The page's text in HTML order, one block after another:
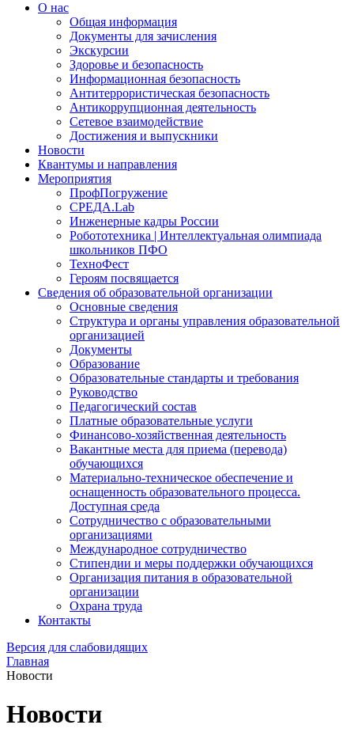
О нас
Общая информация
Документы для зачисления
Экскурсии
Здоровье и безопасность
Информационная безопасность
Антитеррористическая безопасность
Антикоррупционная деятельность
Сетевое взаимодействие
Достижения и выпускники
Новости
Квантумы и направления
Мероприятия
ПрофПогружение
СРЕДА.Lab
Инженерные кадры России
Робототехника | Интеллектуальная олимпиада
школьников ПФО
ТехноФест
Героям посвящается
Сведения об образовательной организации
Основные сведения
Структура и органы управления образовательной
организацией
Документы
Образование
Образовательные стандарты и требования
Руководство
Педагогический состав
Платные образовательные услуги
Финансово-хозяйственная деятельность
Вакантные места для приема (перевода)
обучающихся
Материально-техническое обеспечение и
оснащенность образовательного процесса.
Доступная среда
Сотрудничество с образовательными
организациями
Международное сотрудничество
Стипендии и меры поддержки обучающихся
Организация питания в образовательной
организации
Охрана труда
Контакты
Версия для слабовидящих
Главная
Новости
Новости